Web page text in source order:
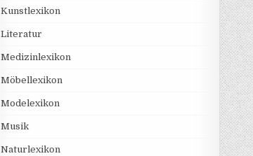
Kunstlexikon
Literatur
Medizinlexikon
Möbellexikon
Modelexikon
Musik
Naturlexikon